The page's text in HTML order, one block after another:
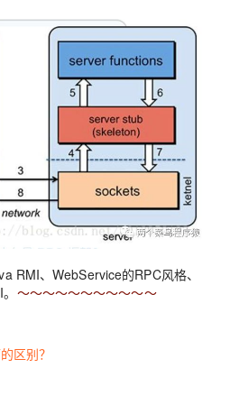
RMI、WebService的RPC风格、
～～～～～～～～～～～
区别？